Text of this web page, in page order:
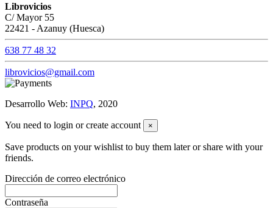
Librovicios
C/ Mayor 55
22421 - Azanuy (Huesca)
638 77 48 32
librovicios@gmail.com
Desarrollo Web: INPQ, 2020
You need to login or create account ×
Save products on your wishlist to buy them later or share with your
friends.
Dirección de correo electrónico
Contraseña